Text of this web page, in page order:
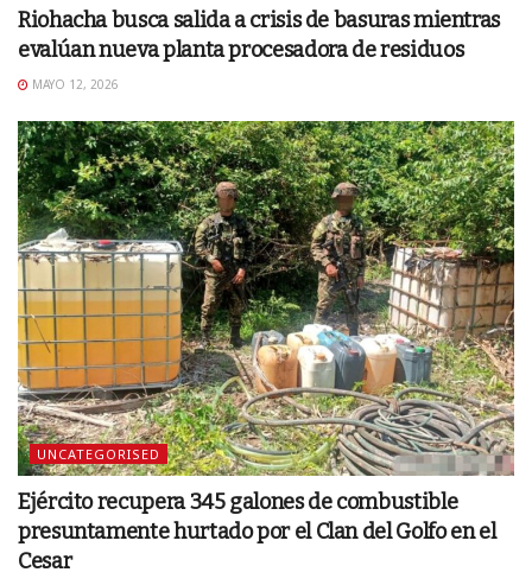
Riohacha busca salida a crisis de basuras mientras
evalúan nueva planta procesadora de residuos
MAYO 12, 2026
UNCATEGORISED
Ejército recupera 345 galones de combustible
presuntamente hurtado por el Clan del Golfo en el
Cesar